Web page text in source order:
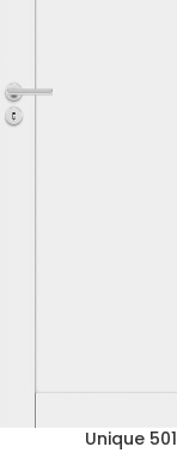
Unique 501